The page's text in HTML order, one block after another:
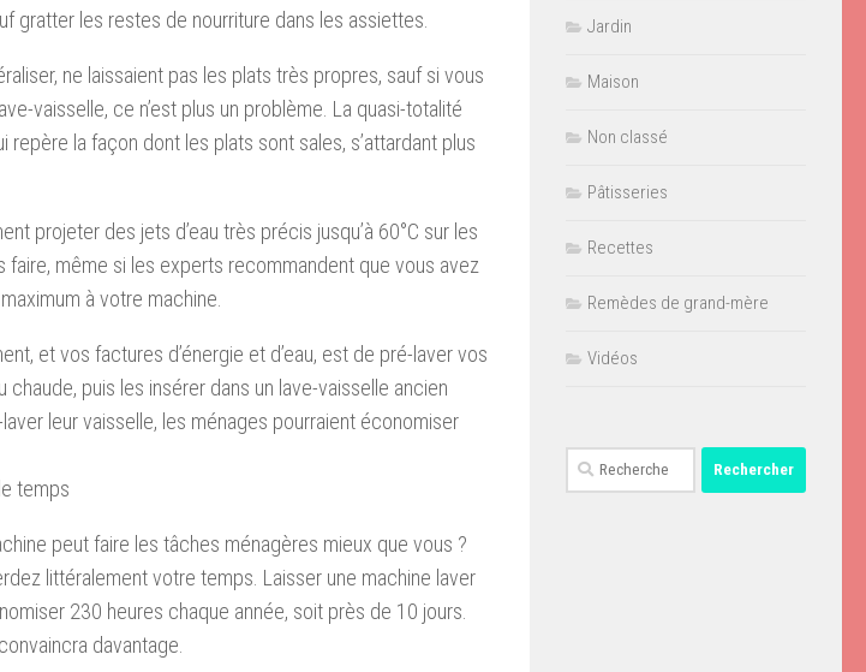
gratter les restes de nourriture dans les assiettes.
ne laissaient pas les plats très propres, sauf si vous
vaisselle, ce n’est plus un problème. La quasi-totalité
repère la façon dont les plats sont sales, s’attardant plus
projeter des jets d’eau très précis jusqu’à 60°C sur les
faire, même si les experts recommandent que vous avez
à votre machine.
et vos factures d’énergie et d’eau, est de pré-laver vos
chaude, puis les insérer dans un lave-vaisselle ancien
leur vaisselle, les ménages pourraient économiser
temps
peut faire les tâches ménagères mieux que vous ?
littéralement votre temps. Laisser une machine laver
230 heures chaque année, soit près de 10 jours.
davantage.
Jardin
Maison
Non classé
Pâtisseries
Recettes
Remèdes de grand-mère
Vidéos
Rechercher :